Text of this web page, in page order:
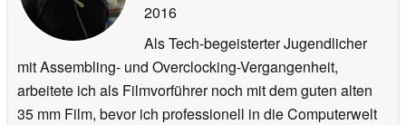
2016
Als Tech-begeisterter Jugendlicher
mit Assembling- und Overclocking-Vergangenheit,
arbeitete ich als Filmvorführer noch mit dem guten alten
35 mm Film, bevor ich professionell in die Computerwelt